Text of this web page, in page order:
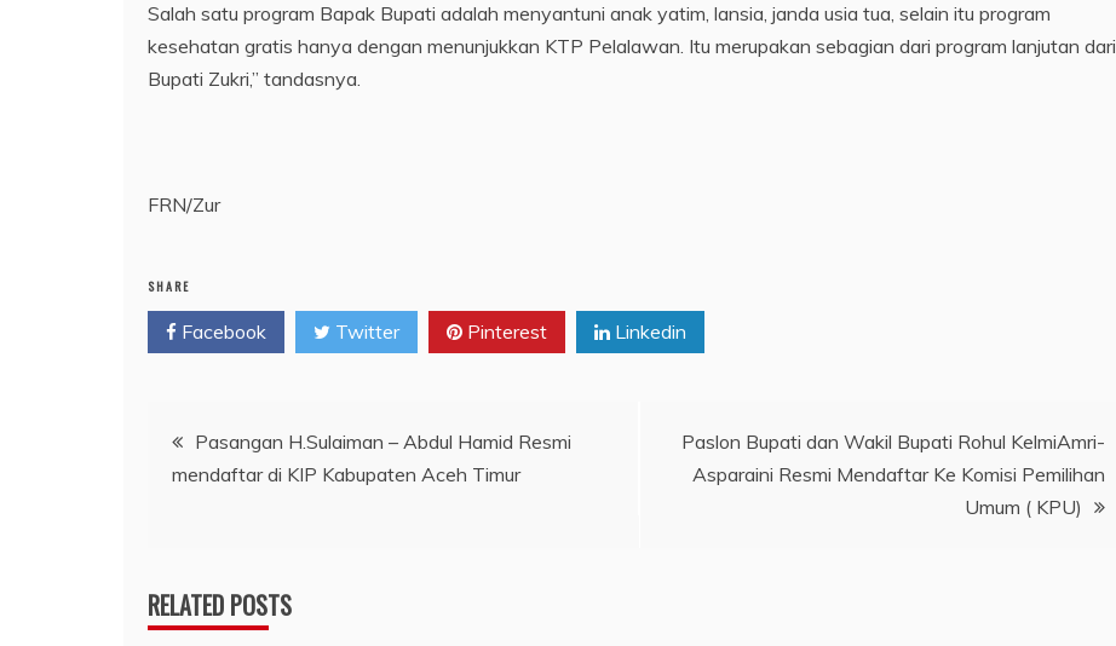
Salah satu program Bapak Bupati adalah menyantuni anak yatim, lansia, janda usia tua, selain itu program
kesehatan gratis hanya dengan menunjukkan KTP Pelalawan. Itu merupakan sebagian dari program lanjutan dari
Bupati Zukri,” tandasnya.
FRN/Zur
SHARE
Facebook Twitter Pinterest Linkedin
Navigasi
pos
Pasangan H.Sulaiman – Abdul Hamid Resmi
mendaftar di KIP Kabupaten Aceh Timur
Paslon Bupati dan Wakil Bupati Rohul KelmiAmri-
Asparaini Resmi Mendaftar Ke Komisi Pemilihan
Umum ( KPU)
RELATED POSTS